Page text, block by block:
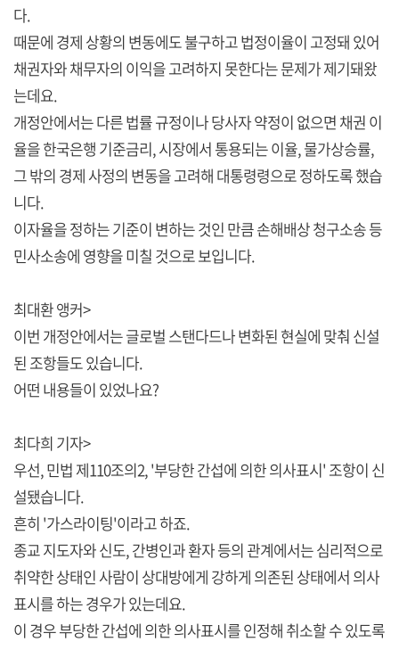
다.
때문에 경제 상황의 변동에도 불구하고 법정이율이 고정돼 있어
채권자와 채무자의 이익을 고려하지 못한다는 문제가 제기돼왔
는데요.
개정안에서는 다른 법률 규정이나 당사자 약정이 없으면 채권 이
율을 한국은행 기준금리, 시장에서 통용되는 이율, 물가상승률,
그 밖의 경제 사정의 변동을 고려해 대통령령으로 정하도록 했습
니다.
이자율을 정하는 기준이 변하는 것인 만큼 손해배상 청구소송 등
민사소송에 영향을 미칠 것으로 보입니다.
최대환 앵커>
이번 개정안에서는 글로벌 스탠다드나 변화된 현실에 맞춰 신설
된 조항들도 있습니다.
어떤 내용들이 있었나요?
최다희 기자>
우선, 민법 제110조의2, '부당한 간섭에 의한 의사표시' 조항이 신
설됐습니다.
흔히 '가스라이팅'이라고 하죠.
종교 지도자와 신도, 간병인과 환자 등의 관계에서는 심리적으로
취약한 상태인 사람이 상대방에게 강하게 의존된 상태에서 의사
표시를 하는 경우가 있는데요.
이 경우 부당한 간섭에 의한 의사표시를 인정해 취소할 수 있도록